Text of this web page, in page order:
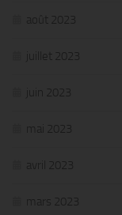
août 2023
juillet 2023
juin 2023
mai 2023
avril 2023
mars 2023